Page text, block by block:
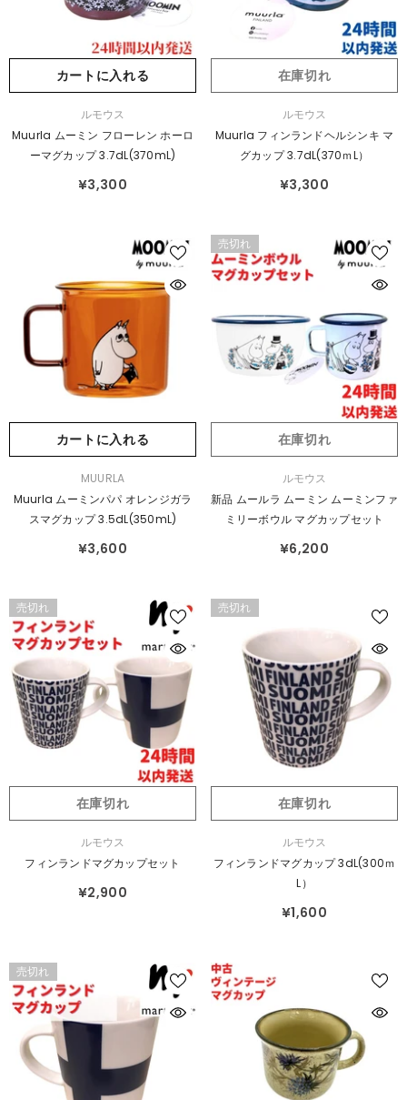
カートに入れる
売
ルモウス
Muurla ムーミン フローレン ホーロ
ーマグカップ 3.7dL(370mL)
¥3,300
在庫切れ
売
ルモウス
Muurla フィンランドヘルシンキ マ
グカップ 3.7dL(370ｍL）
¥3,300
カートに入れる
売
MUURLA
Muurla ムーミンパパ オレンジガラ
スマグカップ 3.5dL(350mL)
¥3,600
売切れ
在庫切れ
売
元：
ルモウス
新品 ムールラ ムーミン ムーミンファ
ミリーボウル マグカップセット
¥6,200
売切れ
在庫切れ
ルモウス
フィンランドマグカップセット
¥2,900
売切れ
在庫切れ
売
ルモウス
フィンランドマグカップ 3dL(300ｍ
L）
¥1,600
売切れ